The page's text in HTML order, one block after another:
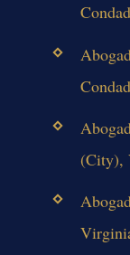
(City),